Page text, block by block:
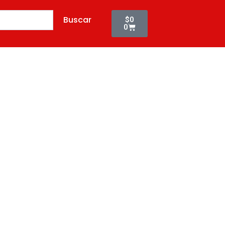
Buscar $0
0
Cart
CREAM
(12290)
cantidad